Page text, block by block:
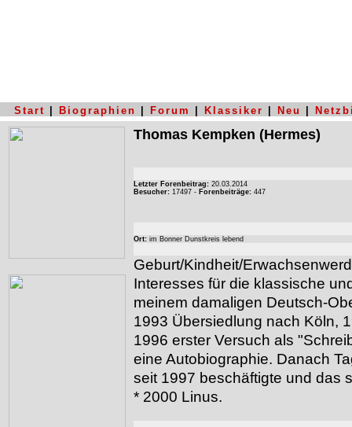
Start Biographien Forum Klassiker Neu
Thomas Kempken (Hermes)
Letzter Forenbeitrag: 20.03.2014
Besucher: 17497 - Forenbeiträge: 447
Ort: im Bonner Dunstkreis lebend
Geburt/Kindheit/
Interesses für die klassische
meinem damaligen Deutsch-
1993 Übersiedlung nach Köln,
1996 erster Versuch als
eine Autobiographie. Danach
seit 1997 beschäftigte und das
* 2000 Linus.